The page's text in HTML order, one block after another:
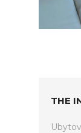
THE